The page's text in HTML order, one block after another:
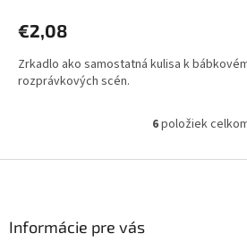
€2,08
Zrkadlo ako samostatná kulisa k
rozprávkových scén.
O
l
6položiek
Informácie pre vás